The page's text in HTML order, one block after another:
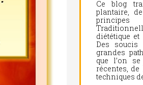
Ce blog
plantaire,
diététique
Des
grandes
que l’on
récentes, de
techniques